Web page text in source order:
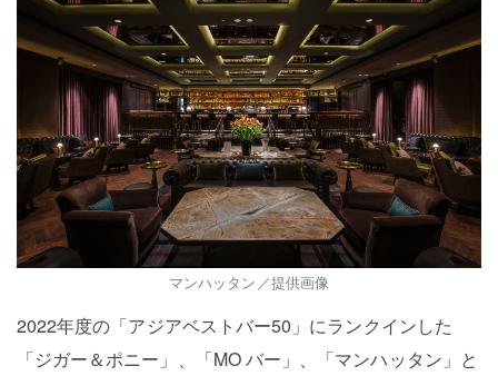
マンハッタン／提供画像
2022年度の「アジアベストバー50」にランクインした
「ジガー＆ポニー」、「MO バー」、「マンハッタン」と